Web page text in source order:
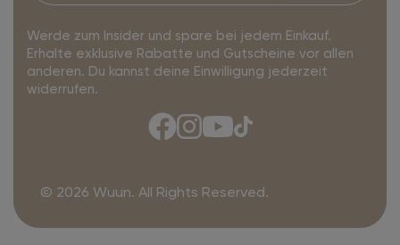
Werde zum Insider und spare bei jedem Einkauf.
Erhalte exklusive Rabatte und Gutscheine vor allen
anderen. Du kannst deine Einwilligung jederzeit
widerrufen.
© 2026 Wuun. All Rights Reserved.